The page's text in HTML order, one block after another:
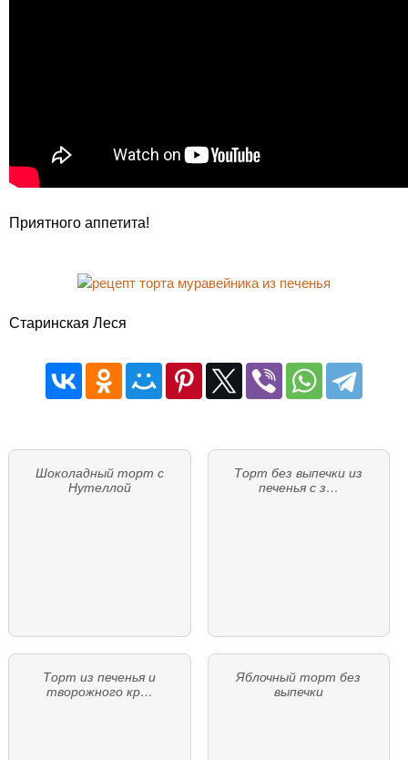
Приятного аппетита!
Старинская Леся
Шоколадный торт с
Нутеллой
Торт без выпечки из
печенья с з…
Торт из печенья и
творожного кр…
Яблочный торт без
выпечки